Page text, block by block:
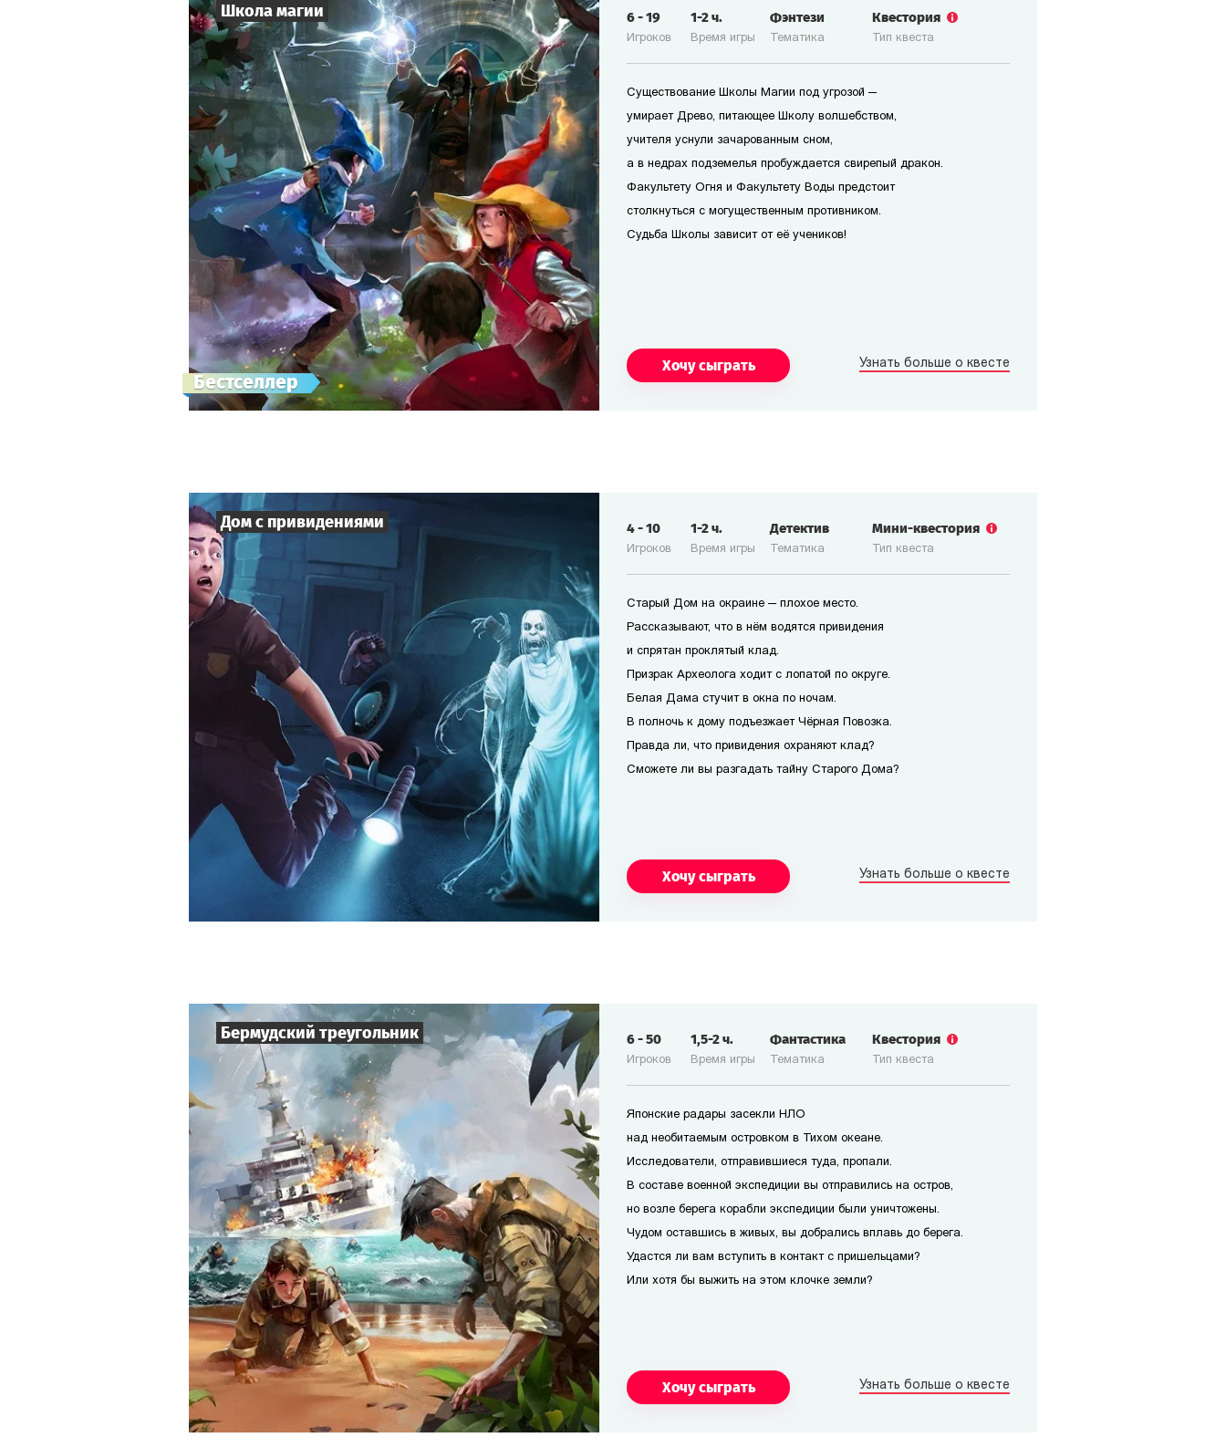
Школа магии
Бестселлер
Игроков
6-19
Время игры
1-2ч.
Тематика
Фэнтези
Тип квеста
Квестория
Существование Школы Магии под угрозой —
умирает Древо, питающее Школу волшебством,
учителя уснули зачарованным сном,
а в недрах подземелья пробуждается свирепый дракон.
Факультету Огня и Факультету Воды предстоит
столкнуться с могущественным противником.
Судьба Школы зависит от её учеников!
Хочу сыграть Узнать больше о квесте
Дом с привидениями
Игроков
4-10
Время игры
1-2ч.
Тематика
Детектив
Тип квеста
Мини-квестория
Старый Дом на окраине — плохое место.
Рассказывают, что в нём водятся привидения
и спрятан проклятый клад.
Призрак Археолога ходит с лопатой по округе.
Белая Дама стучит в окна по ночам.
В полночь к дому подъезжает Чёрная Повозка.
Правда ли, что привидения охраняют клад?
Сможете ли вы разгадать тайну Старого Дома?
Хочу сыграть Узнать больше о квесте
Бермудский треугольник
Игроков
6-50
Время игры
1,5-2ч.
Тематика
Фантастика
Тип квеста
Квестория
Японские радары засекли НЛО
над необитаемым островком в Тихом океане.
Исследователи, отправившиеся туда, пропали.
В составе военной экспедиции вы отправились на остров,
но возле берега корабли экспедиции были уничтожены.
Чудом оставшись в живых, вы добрались вплавь до берега.
Удастся ли вам вступить в контакт с пришельцами?
Или хотя бы выжить на этом клочке земли?
Хочу сыграть Узнать больше о квесте